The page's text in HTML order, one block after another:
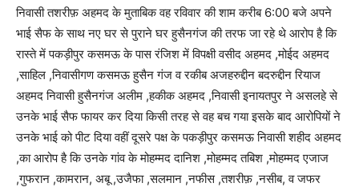
निवासी तशरीफ़ अहमद के मुताबिक वह रविवार की शाम करीब 6:00 बजे अपने
भाई सैफ के साथ नए घर से पुराने घर हुसैनगंज की तरफ जा रहे थे आरोप है कि
रास्ते में पकड़ीपुर कसमऊ के पास रंजिश में विपक्षी वसीद अहमद ,मोईद अहमद
,साहिल ,निवासीगण कसमऊ हुसैन गंज व रकीब अजहरुद्दीन बदरुद्दीन रियाज
अहमद निवासी हुसैनगंज अलीम ,हकीक अहमद ,निवासी इनायतपुर ने असलहे से
उनके भाई सैफ फायर कर दिया किसी तरह से वह बच गया इसके बाद आरोपियों ने
उनके भाई को पीट दिया वहीं दूसरे पक्ष के पकड़ीपुर कसमऊ निवासी शहीद अहमद
,का आरोप है कि उनके गांव के मोहम्मद दानिश ,मोहम्मद तबिश ,मोहम्मद एजाज
,गुफरान ,कामरान, अबू ,उजैफा ,सलमान ,नफीस ,तशरीफ़ ,नसीब, व जफर